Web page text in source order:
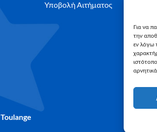
Για να
την
εν λόγω
Υποβολή Αιτήματος
Toulange